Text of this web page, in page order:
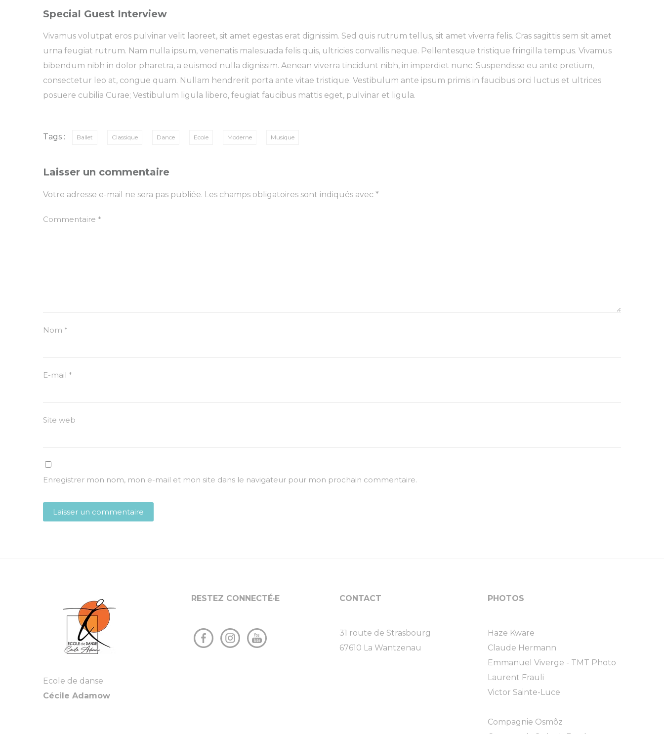
Special Guest Interview
Vivamus volutpat eros pulvinar velit laoreet, sit amet egestas erat dignissim. Sed quis rutrum tellus, sit amet viverra felis. Cras sagittis sem sit amet
urna feugiat rutrum. Nam nulla ipsum, venenatis malesuada felis quis, ultricies convallis neque. Pellentesque tristique fringilla tempus. Vivamus
bibendum nibh in dolor pharetra, a euismod nulla dignissim. Aenean viverra tincidunt nibh, in imperdiet nunc. Suspendisse eu ante pretium,
consectetur leo at, congue quam. Nullam hendrerit porta ante vitae tristique. Vestibulum ante ipsum primis in faucibus orci luctus et ultrices
posuere cubilia Curae; Vestibulum ligula libero, feugiat faucibus mattis eget, pulvinar et ligula.
Tags : Ballet Classique Dance Ecole Moderne Musique
Laisser un commentaire
Votre adresse e-mail ne sera pas publiée. Les champs obligatoires sont indiqués avec *
Commentaire *
Nom *
E-mail *
Site web
Enregistrer mon nom, mon e-mail et mon site dans le navigateur pour mon prochain commentaire.
Ecole de danse
Cécile Adamow
RESTEZ CONNECTÉ·E CONTACT
31 route de Strasbourg
67610 La Wantzenau
PHOTOS
Haze Kware
Claude Hermann
Emmanuel Viverge - TMT Photo
Laurent Frauli
Victor Sainte-Luce
Compagnie Osmôz